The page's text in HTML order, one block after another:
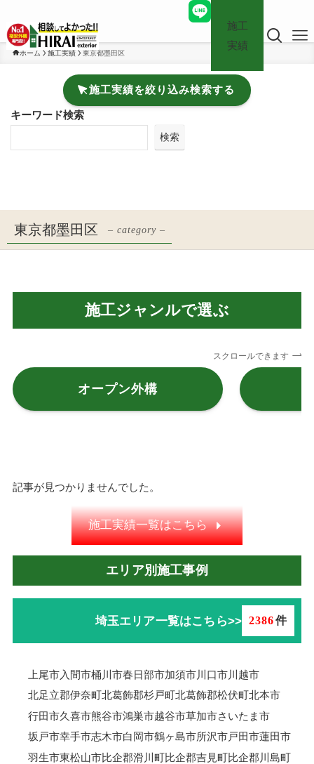
施工
実績
ホーム 施工実績 東京都墨田区
施工実績を絞り込み検索する
キーワード検索
検索
東京都墨田区 – category –
施工ジャンルで選ぶ
スクロールできます
オープン外構
記事が見つかりませんでした。
施工実績一覧はこちら
エリア別施工事例
埼玉エリア一覧はこちら>> 2386件
上尾市入間市桶川市春日部市加須市川口市川越市
北足立郡伊奈町北葛飾郡杉戸町北葛飾郡松伏町北本市
行田市久喜市熊谷市鴻巣市越谷市草加市さいたま市
坂戸市幸手市志木市白岡市鶴ヶ島市所沢市戸田市蓮田市
羽生市東松山市比企郡滑川町比企郡吉見町比企郡川島町